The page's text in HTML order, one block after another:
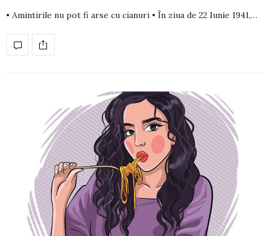
• Amintirile nu pot fi arse cu cianuri • În ziua de 22 Iunie 1941,…